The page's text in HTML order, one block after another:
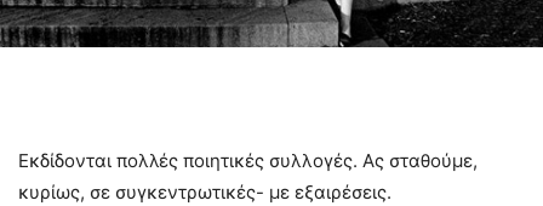
Εκδίδονται πολλές ποιητικές συλλογές. Ας σταθούμε,
κυρίως, σε συγκεντρωτικές- με εξαιρέσεις.